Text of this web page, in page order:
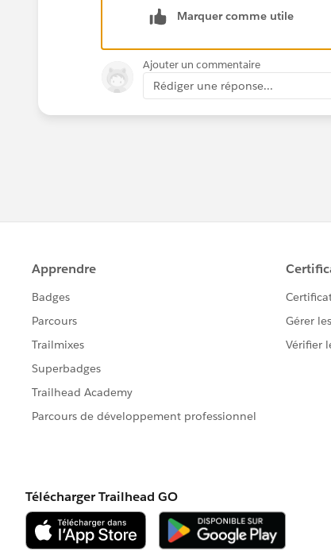
Marquer comme utile
Ajouter un commentaire
Rédiger une réponse...